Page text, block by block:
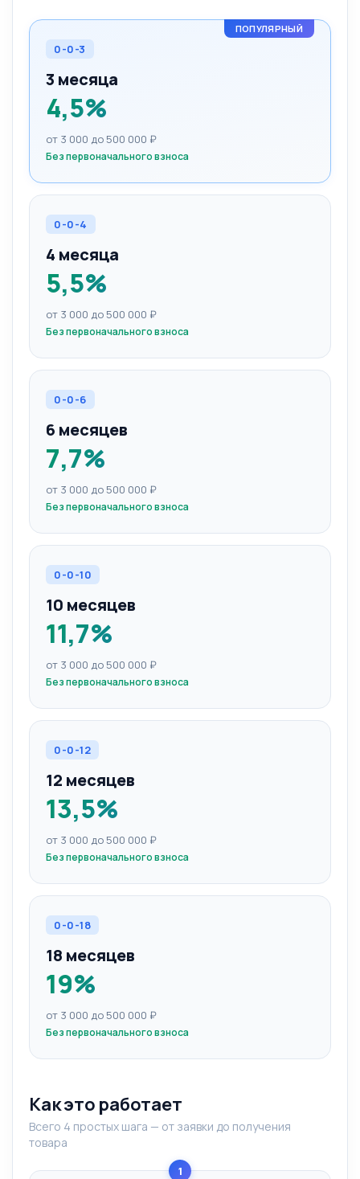
ПОПУЛЯРНЫЙ
0-0-3
3 месяца
4,5%
от 3 000 до 500 000 ₽
Без первоначального взноса
0-0-4
4 месяца
5,5%
от 3 000 до 500 000 ₽
Без первоначального взноса
0-0-6
6 месяцев
7,7%
от 3 000 до 500 000 ₽
Без первоначального взноса
0-0-10
10 месяцев
11,7%
от 3 000 до 500 000 ₽
Без первоначального взноса
0-0-12
12 месяцев
13,5%
от 3 000 до 500 000 ₽
Без первоначального взноса
0-0-18
18 месяцев
19%
от 3 000 до 500 000 ₽
Без первоначального взноса
Как это работает
Всего 4 простых шага — от заявки до получения
товара
1